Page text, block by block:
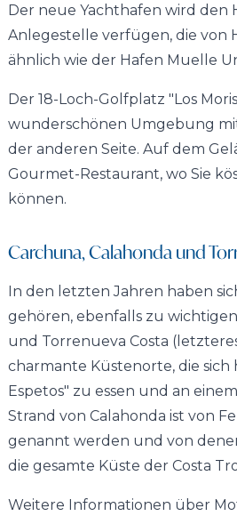
Der neue Yachthafen wird
Anlegestelle verfügen, die von
ähnlich wie der Hafen Muelle
Der 18-Loch-Golfplatz "Los
wunderschönen Umgebung
der anderen Seite. Auf dem
Gourmet-Restaurant, wo Sie
können.
Carchuna, Calahonda und
In den letzten Jahren haben
gehören, ebenfalls zu
und Torrenueva Costa
charmante Küstenorte, die
Espetos" zu essen und an
Strand von Calahonda ist von
genannt werden und von
die gesamte Küste der Costa
Weitere Informationen über